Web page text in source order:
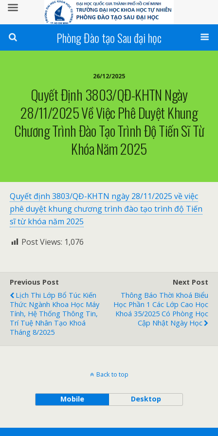
Phòng Đào tạo Sau đại học
26/12/2025
Quyết Định 3803/QĐ-KHTN Ngày
28/11/2025 Về Việc Phê Duyệt Khung
Chương Trình Đào Tạo Trình Độ Tiến Sĩ Từ
Khóa Năm 2025
Quyết định 3803/QĐ-KHTN ngày 28/11/2025 về việc
phê duyệt khung chương trình đào tạo trình độ Tiến
sĩ từ khóa năm 2025
Post Views: 1,076
Previous Post
Lịch Thi Lớp Bổ Túc Kiến
Thức Ngành Khoa Học Máy
Tính, Hệ Thống Thông Tin,
Trí Tuệ Nhân Tạo Khoá
Tháng 8/2025
Next Post
Thông Báo Thời Khoá Biểu
Học Phần 1 Các Lớp Cao Học
Khoá 35/2025 Có Phòng Học
Cập Nhật Ngày Học
Back to top
Mobile Desktop